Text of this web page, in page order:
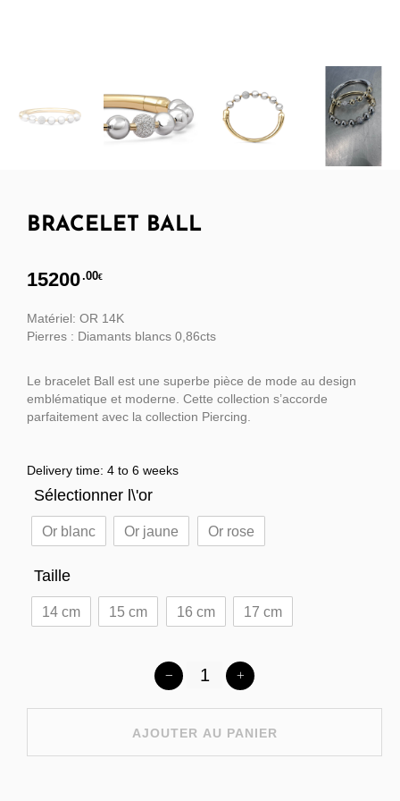
BRACELET BALL
15200.00€
Matériel: OR 14K
Pierres : Diamants blancs 0,86cts
Le bracelet Ball est une superbe pièce de mode au design
emblématique et moderne. Cette collection s’accorde
parfaitement avec la collection Piercing.
Delivery time: 4 to 6 weeks
Sélectionner l\'or
Or blanc Or jaune Or rose
Taille
14 cm 15 cm 16 cm 17 cm
AJOUTER AU PANIER